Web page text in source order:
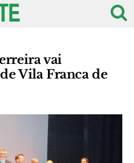
vai
Vila Franca de